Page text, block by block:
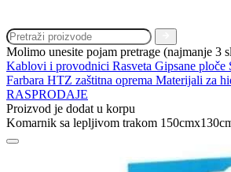
Molimo unesite pojam pretrage (najmanje 3
Kablovi i provodnici Rasveta Gipsane ploče
Farbara HTZ zaštitna oprema Materijali za
RASPRODAJE
Proizvod je dodat u korpu
Komarnik sa lepljivom trakom